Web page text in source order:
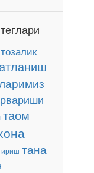
тозалик
таом
тана